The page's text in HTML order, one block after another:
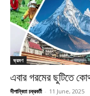
ভ্রমণ
এবার গরমের ছুটিতে
দীপান্বিতা চক্রবর্তী - 11 June, 2025